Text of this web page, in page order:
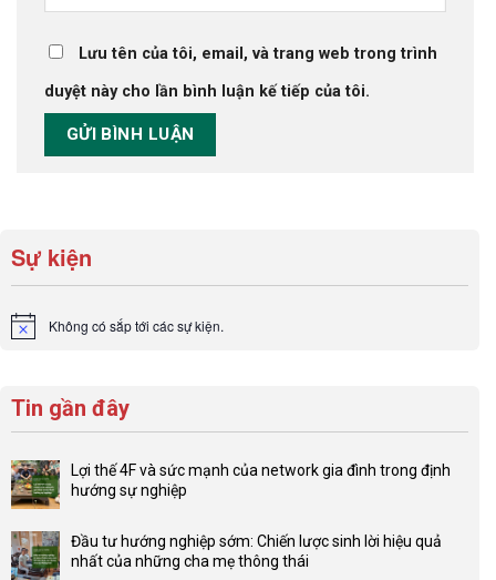
Lưu tên của tôi, email, và trang web trong trình
duyệt này cho lần bình luận kế tiếp của tôi.
Sự kiện
Notice Không có sắp tới các sự kiện.
Tin gần đây
Lợi thế 4F và sức mạnh của network gia đình trong định
hướng sự nghiệp
có
bình
luận
Đầu tư hướng nghiệp sớm: Chiến lược sinh lời hiệu quả
nhất của những cha mẹ thông thái